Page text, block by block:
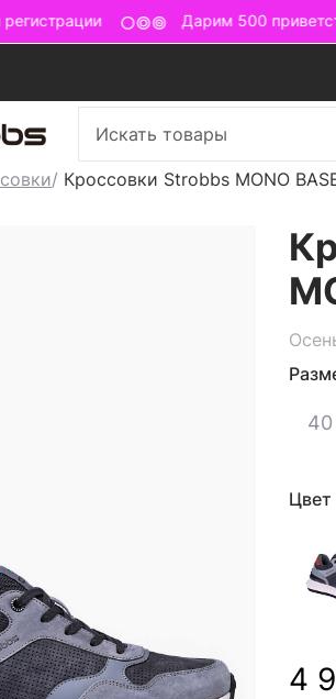
Дарим 500
/ Кроссовки Strobbs MONO
40
Цвет
4